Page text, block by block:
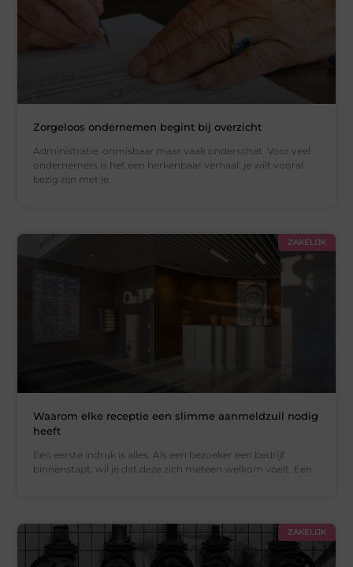
Zorgeloos ondernemen begint bij overzicht
Administratie: onmisbaar maar vaak onderschat Voor veel
ondernemers is het een herkenbaar verhaal: je wilt vooral
bezig zijn met je
ZAKELIJK
Waarom elke receptie een slimme aanmeldzuil nodig
heeft
Een eerste indruk is alles. Als een bezoeker een bedrijf
binnenstapt, wil je dat deze zich meteen welkom voelt. Een
ZAKELIJK